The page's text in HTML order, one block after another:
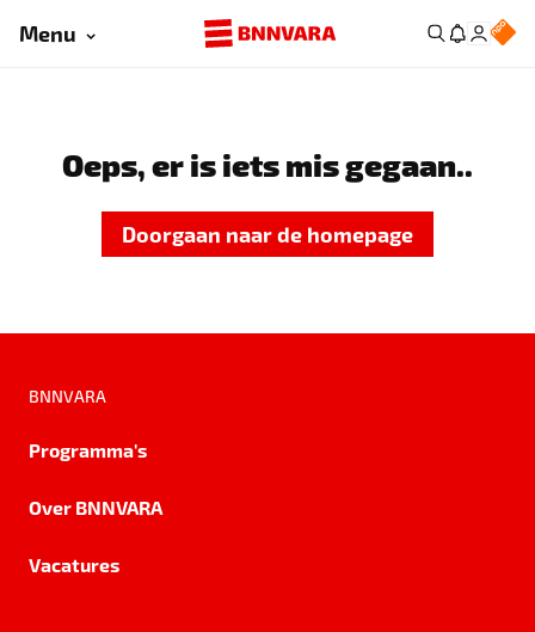
Menu
Oeps, er is iets mis gegaan..
Doorgaan naar de homepage
BNNVARA
Programma's
Over BNNVARA
Vacatures